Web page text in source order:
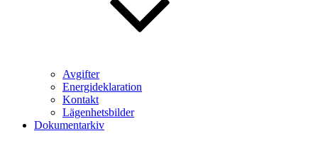
Avgifter
Energideklaration
Kontakt
Lägenhetsbilder
Dokumentarkiv